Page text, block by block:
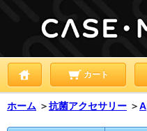
カート
ホーム ＞抗菌アクセサリー ＞